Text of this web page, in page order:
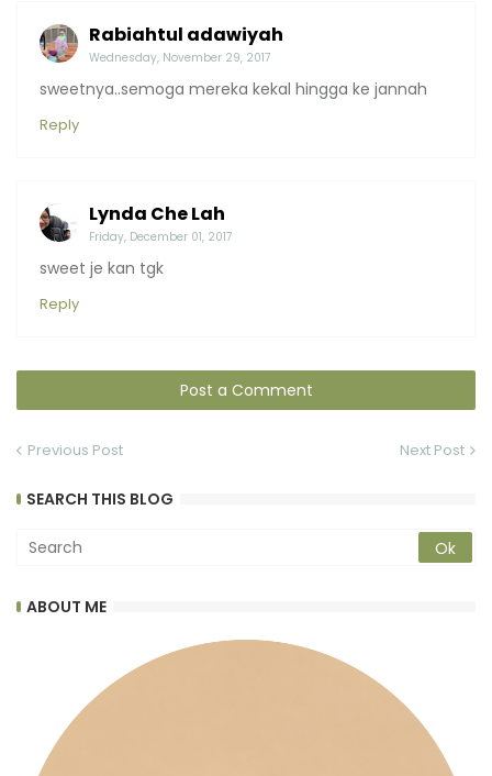
Rabiahtul adawiyah
Wednesday, November 29, 2017
sweetnya..semoga mereka kekal hingga ke jannah
Reply
Lynda Che Lah
Friday, December 01, 2017
sweet je kan tgk
Reply
Post a Comment
Previous Post Next Post
SEARCH THIS BLOG
ABOUT ME